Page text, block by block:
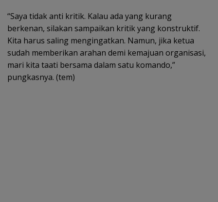
“Saya tidak anti kritik. Kalau ada yang kurang
berkenan, silakan sampaikan kritik yang konstruktif.
Kita harus saling mengingatkan. Namun, jika ketua
sudah memberikan arahan demi kemajuan organisasi,
mari kita taati bersama dalam satu komando,”
pungkasnya. (tem)